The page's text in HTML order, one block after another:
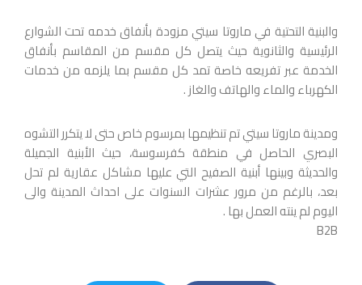
والبنية التحتية في ماروتا سيتي مزودة بأنفاق خدمه تحت الشوارع
الرئيسية والثانوية حيث يتصل كل مقسم من المقاسم بأنفاق
الخدمة عبر تفريعه خاصة تمد كل مقسم بما يلزمه من خدمات
الكهرباء والماء والهاتف والغاز .
ومدينة ماروتا سيتي تم تنظيمها بمرسوم خاص حتى لا يتكرر التشوه
البصري الحاصل في منطقة كفرسوسة، حيث الأبنية الجميلة
والحديثة وبينها أبنية الصفيح التي عليها مشاكل عقارية لم تحل
بعد، بالرغم من مرور عشرات السنوات على احداث المدينة والى
اليوم لم ينته العمل بها .
B2B